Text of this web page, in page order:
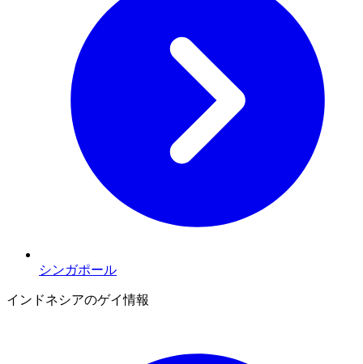
シンガポール
インドネシアのゲイ情報